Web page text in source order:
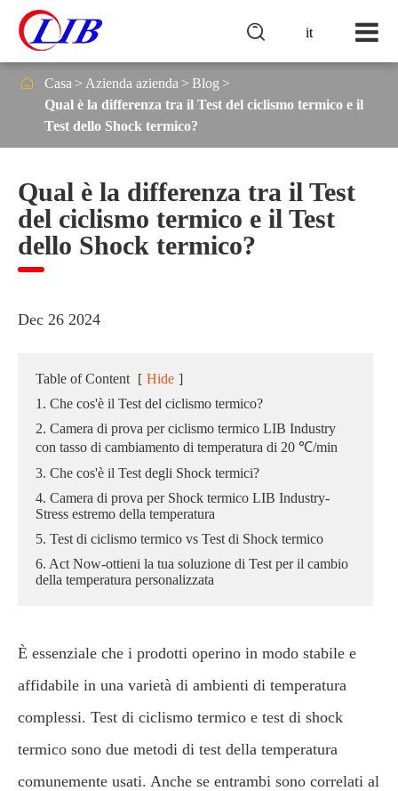
it

 Casa Azienda azienda
Blog
Qual è la differenza tra il Test del ciclismo termico e il
Test dello Shock termico?
Qual è la differenza tra il Test
del ciclismo termico e il Test
dello Shock termico?
Dec 26 2024
Table of Content [ Hide ]
1. Che cos'è il Test del ciclismo termico?
2. Camera di prova per ciclismo termico LIB Industry
con tasso di cambiamento di temperatura di 20 ℃/min
3. Che cos'è il Test degli Shock termici?
4. Camera di prova per Shock termico LIB Industry-
Stress estremo della temperatura
5. Test di ciclismo termico vs Test di Shock termico
6. Act Now-ottieni la tua soluzione di Test per il cambio
della temperatura personalizzata
È essenziale che i prodotti operino in modo stabile e
affidabile in una varietà di ambienti di temperatura
complessi. Test di ciclismo termico e test di shock
termico sono due metodi di test della temperatura
comunemente usati. Anche se entrambi sono correlati al